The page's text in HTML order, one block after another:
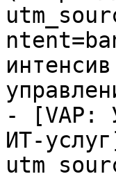
- [VAP:
ИТ-